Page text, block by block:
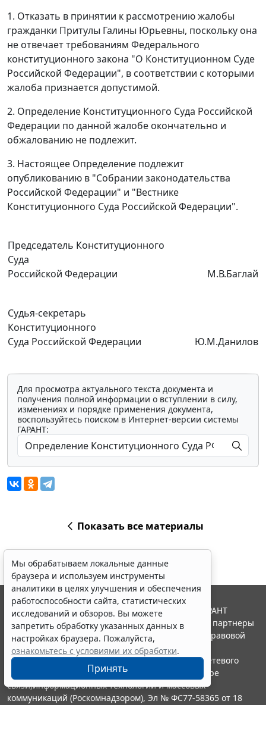
1. Отказать в принятии к рассмотрению жалобы
гражданки Притулы Галины Юрьевны, поскольку она
не отвечает требованиям Федерального
конституционного закона "О Конституционном Суде
Российской Федерации", в соответствии с которыми
жалоба признается допустимой.
2. Определение Конституционного Суда Российской
Федерации по данной жалобе окончательно и
обжалованию не подлежит.
3. Настоящее Определение подлежит
опубликованию в "Собрании законодательства
Российской Федерации" и "Вестнике
Конституционного Суда Российской Федерации".
Председатель Конституционного
Суда
Российской Федерации
М.В.Баглай
Судья-секретарь
Конституционного
Суда Российской Федерации
Ю.М.Данилов
Для просмотра актуального текста документа и
получения полной информации о вступлении в силу,
изменениях и порядке применения документа,
воспользуйтесь поиском в Интернет-версии системы
ГАРАНТ:
Показать все материалы
Мы обрабатываем локальные данные
браузера и используем инструменты
аналитики в целях улучшения и обеспечения
работоспособности сайта, статистических
исследований и обзоров. Вы можете
запретить обработку указанных данных в
настройках браузера. Пожалуйста,
ознакомьтесь с условиями их обработки.
Принять
© ООО "НПП "ГАРАНТ-СЕРВИС", 2026. Система ГАРАНТ
выпускается с 1990 года. Компания "Гарант" и ее партнеры
являются участниками Российской ассоциации правовой
информации ГАРАНТ.
Портал ГАРАНТ.РУ зарегистрирован в качестве сетевого
издания Федеральной службой по надзору в сфере
связи,информационных технологий и массовых
коммуникаций (Роскомнадзором), Эл № ФС77-58365 от 18